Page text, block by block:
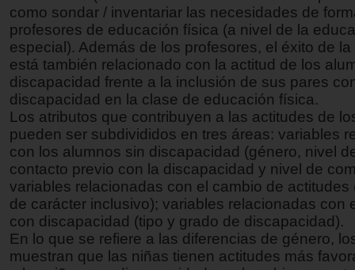
como sondar / inventariar las necesidades de
profesores de educación física (a nivel de la
especial). Además de los profesores, el éxito de
está también relacionado con la actitud de los
discapacidad frente a la inclusión de sus pares
discapacidad en la clase de educación física.
Los atributos que contribuyen a las actitudes de
pueden ser subdivididos en tres áreas: variables
con los alumnos sin discapacidad (género, nivel
contacto previo con la discapacidad y nivel de
variables relacionadas con el cambio de actitudes
de carácter inclusivo); variables relacionadas con
con discapacidad (tipo y grado de discapacidad).
En lo que se refiere a las diferencias de género,
muestran que las niñas tienen actitudes más